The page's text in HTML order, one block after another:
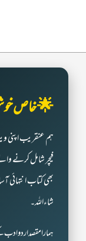
🌟 خاص
ہم عنقریب اپنی
فیچر شامل کرنے
بھی کتاب انتہائی
شاءاللہ۔
ہمارا مقصد اردو